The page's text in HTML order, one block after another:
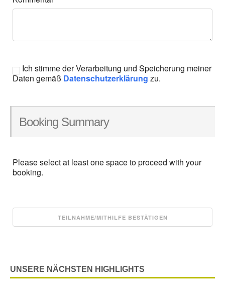
Ich stimme der Verarbeitung und Speicherung meiner
Daten gemäß Datenschutzerklärung zu.
Booking Summary
Please select at least one space to proceed with your
booking.
UNSERE NÄCHSTEN HIGHLIGHTS